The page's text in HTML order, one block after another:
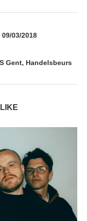
03/2018
Gent, Handelsbeurs